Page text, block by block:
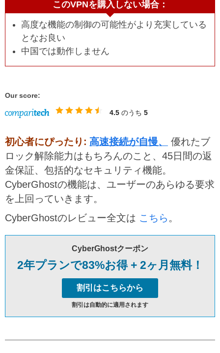
このVPNを購入しない場合：
高度な機能の制御の可能性がより充実している
となお良い
中国では動作しません
Our score:
4.5 のうち 5
初心者にぴったり: 高速接続が自慢、
優れたブ
ロック解除能力はもちろんのこと、45日間の返
金保証、包括的なセキュリティ機能。
CyberGhostの機能は、ユーザーのあらゆる要求
を上回っていきます。
CyberGhostのレビュー全文は こちら 。
CyberGhostクーポン
2年プランで83%お得 + 2ヶ月無料！
割引はこちらから
割引は自動的に適用されます